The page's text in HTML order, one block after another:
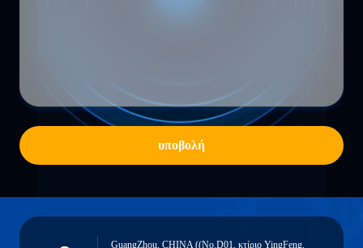
υποβολή
GuangZhou, CHINA ((No.D01, κτίριο YingFeng,